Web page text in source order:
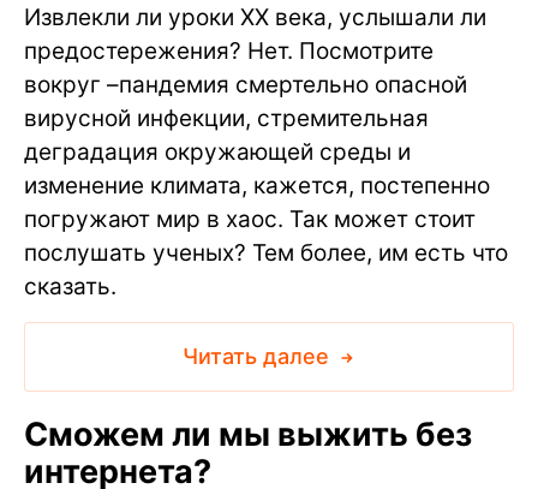
Извлекли ли уроки ХХ века, услышали ли
предостережения? Нет. Посмотрите
вокруг –пандемия смертельно опасной
вирусной инфекции, стремительная
деградация окружающей среды и
изменение климата, кажется, постепенно
погружают мир в хаос. Так может стоит
послушать ученых? Тем более, им есть что
сказать.
Читать далее
Сможем ли мы выжить без
интернета?